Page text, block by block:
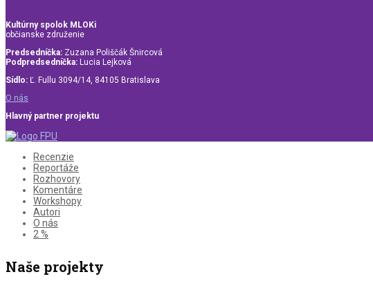
Kultúrny spolok MLOKi
občianske združenie
Predsedníčka: Zuzana Poliščák Šnircová
Podpredsedníčka: Lucia Lejková
Sídlo: Ľ. Fullu 3094/14, 84105 Bratislava
O nás
Hlavný partner projektu
Recenzie
Reportáže
Rozhovory
Komentáre
Workshopy
Autori
O nás
2 %
Naše projekty